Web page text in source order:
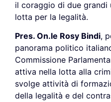
il coraggio di due grandi
lotta per la legalità.
Pres. On.le Rosy Bindi,
panorama politico
Commissione
attiva nella lotta alla
svolge attività di
della legalità e del